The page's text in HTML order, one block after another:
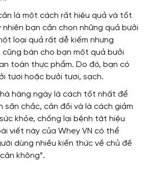
là một cách rất hiệu quả và tốt
nhiên bạn cần chọn những quả bưởi
loại quả rất dễ kiếm nhưng
cũng bán cho bạn một quả bưởi
toàn thực phẩm. Do đó, bạn có
tươi hoặc bưởi tươi, sạch.
hàng ngày là cách tốt nhất để
săn chắc, cân đối và là cách giảm
khỏe, chống lại bệnh tật hiệu
viết này của Whey VN có thể
dùng nhiều kiến ​​thức về chủ đề
không”.